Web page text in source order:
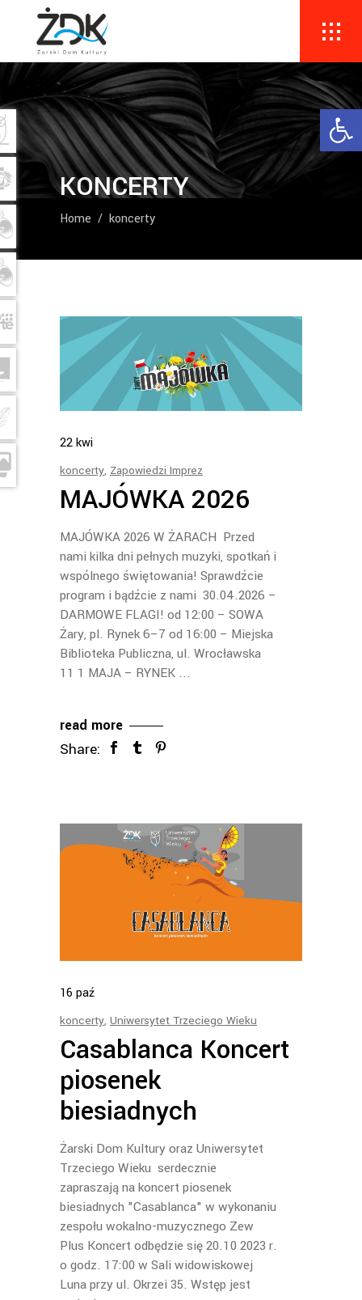
KONCERTY
Home / koncerty
22kwi
koncerty, Zapowiedzi Imprez
MAJÓWKA 2026
MAJÓWKA 2026 W ŻARACH Przed
nami kilka dni pełnych muzyki, spotkań i
wspólnego świętowania! Sprawdźcie
program i bądźcie z nami 30.04.2026 –
DARMOWE FLAGI! od 12:00 – SOWA
Żary, pl. Rynek 6–7 od 16:00 – Miejska
Biblioteka Publiczna, ul. Wrocławska
11 1 MAJA – RYNEK
read more
Share:
16 paź
koncerty, Uniwersytet Trzeciego Wieku
Casablanca Koncert
piosenek
biesiadnych
Żarski Dom Kultury oraz Uniwersytet
Trzeciego Wieku serdecznie
zapraszają na koncert piosenek
biesiadnych "Casablanca" w wykonaniu
zespołu wokalno-muzycznego Zew
Plus Koncert odbędzie się 20.10 2023 r.
o godz. 17:00 w Sali widowiskowej
Luna przy ul. Okrzei 35. Wstęp jest